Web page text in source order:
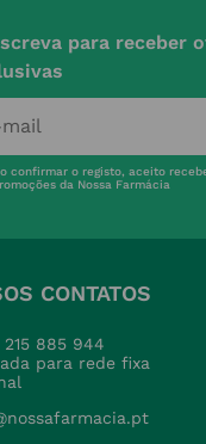
para receber
confirmar o registo, aceito
da Nossa Farmácia
CONTATOS
215 885 944
para rede fixa